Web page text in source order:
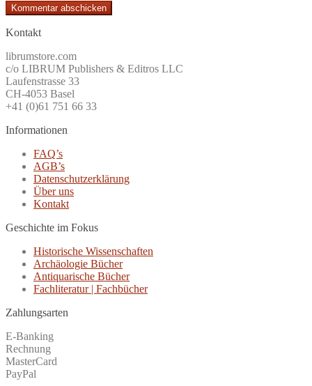
Kontakt
librumstore.com
c/o LIBRUM Publishers & Editros LLC
Laufenstrasse 33
CH-4053 Basel
+41 (0)61 751 66 33
Informationen
FAQ’s
AGB’s
Datenschutzerklärung
Über uns
Kontakt
Geschichte im Fokus
Historische Wissenschaften
Archäologie Bücher
Antiquarische Bücher
Fachliteratur | Fachbücher
Zahlungsarten
E-Banking
Rechnung
MasterCard
PayPal